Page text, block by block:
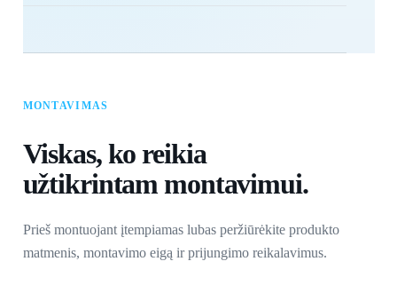
MONTAVIMAS
Viskas, ko reikia
užtikrintam montavimui.
Prieš montuojant įtempiamas lubas peržiūrėkite produkto
matmenis, montavimo eigą ir prijungimo reikalavimus.